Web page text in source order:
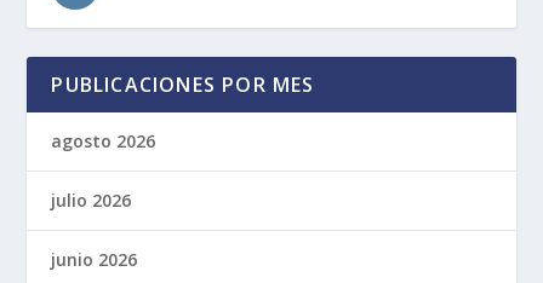
PUBLICACIONES POR MES
agosto 2026
julio 2026
junio 2026